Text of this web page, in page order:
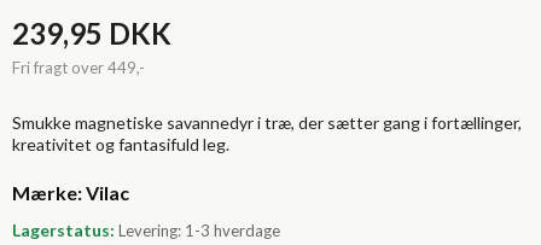
239,95 DKK
Smukke magnetiske savannedyr i træ, der sætter gang i fortællinger,
kreativitet og fantasifuld leg.
Lagerstatus: Levering: 1-3 hverdage